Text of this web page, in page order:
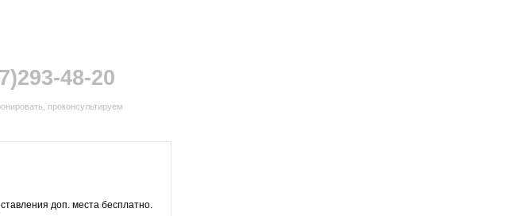
48-20
проконсультируем
доп. места бесплатно.